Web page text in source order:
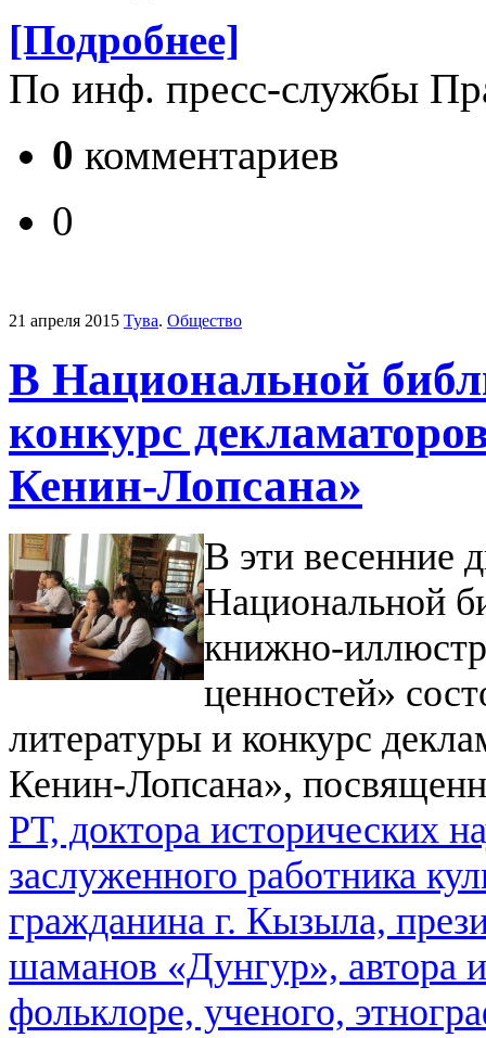
[Подробнее]
По инф. пресс-службы
0 комментариев
0
21 апреля 2015 Тува. Общество
В Национальной
конкурс
Кенин-Лопсана»
В эти весенние
Национальной
книжно-
ценностей»
литературы и конкурс
Кенин-Лопсана»,
РТ, доктора исторических
заслуженного работника
гражданина г. Кызыла,
шаманов «Дунгур», автора
фольклоре, ученого,